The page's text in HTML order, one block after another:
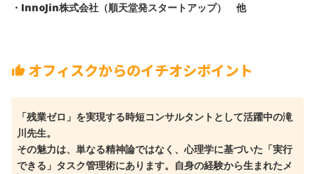
・InnoJin株式会社（順天堂発スタートアップ） 他
thumb_up オフィスクからのイチオシポイント
「残業ゼロ」を実現する時短コンサルタントとして活躍中の滝
川先生。
その魅力は、単なる精神論ではなく、心理学に基づいた「実行
できる」タスク管理術にあります。自身の経験から生まれたメ